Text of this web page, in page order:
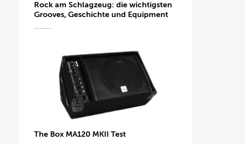
Rock am Schlagzeug: die wichtigsten
Grooves, Geschichte und Equipment
The Box MA120 MKII Test